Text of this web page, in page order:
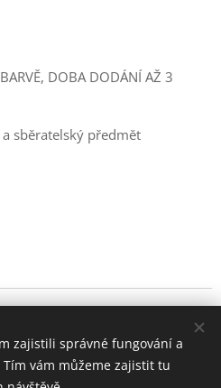
DOBA DODÁNÍ AŽ 3
sběratelský předmět
Cookies
zajistili správné fungování a
vám můžeme zajistit tu